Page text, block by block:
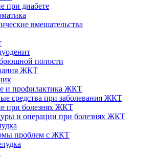
при диабете
вмешательства
полости
ЖКТ
и профилактика ЖКТ
средства при заболевания ЖКТ
при болезнях ЖКТ
и операции при болезнях ЖКТ
проблем с ЖКТ